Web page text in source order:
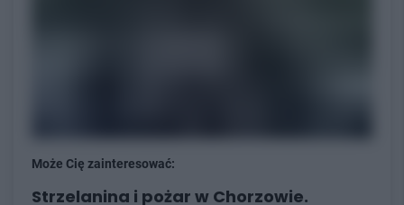
Może Cię zainteresować:
Strzelanina i pożar w Chorzowie.